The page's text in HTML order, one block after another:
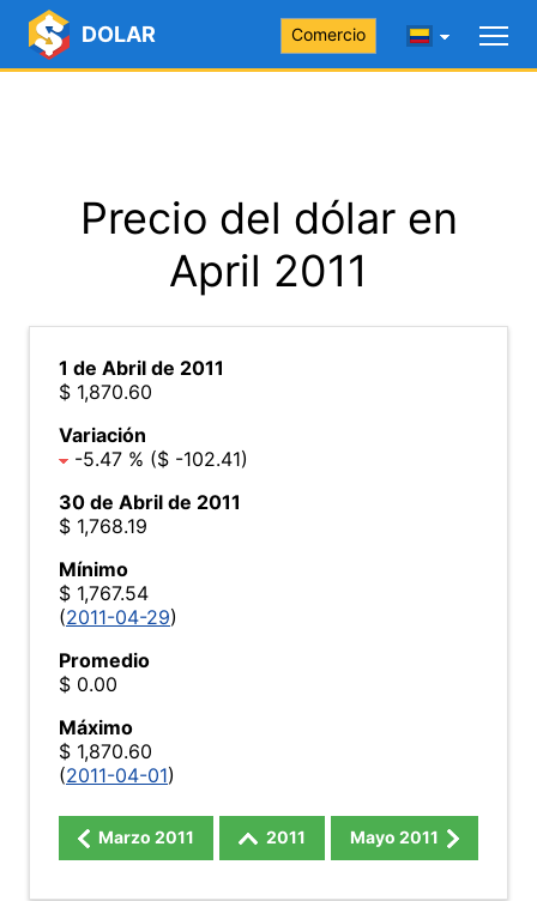
DOLAR Comercio
Precio del dólar en
April 2011
1 de Abril de 2011
$ 1,870.60
Variación
-5.47 % ($ -102.41)
30 de Abril de 2011
$ 1,768.19
Mínimo
$ 1,767.54
(2011-04-29)
Promedio
$ 0.00
Máximo
$ 1,870.60
(2011-04-01)
Marzo 2011 2011 Mayo 2011